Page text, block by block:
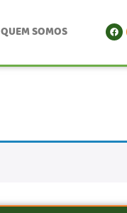
QUEM SOMOS